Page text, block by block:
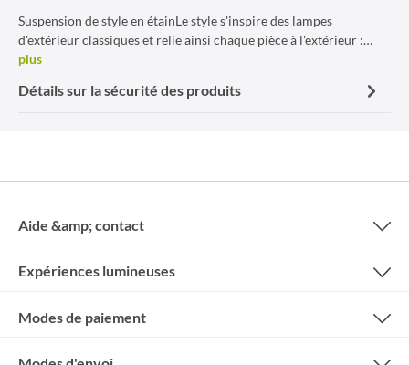
Suspension de style en étainLe style s'inspire des lampes
d'extérieur classiques et relie ainsi chaque pièce à l'extérieur :…
plus
Détails sur la sécurité des produits
Aide &amp; contact
Expériences lumineuses
Modes de paiement